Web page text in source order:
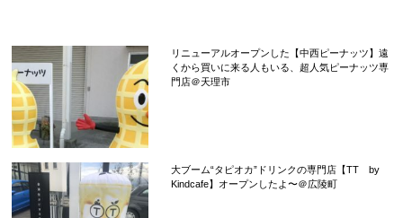
リニューアルオープンした【中西ピーナッツ】遠
くから買いに来る人もいる、超人気ピーナッツ専
門店＠天理市
大ブーム“タピオカ”ドリンクの専門店【TT by
Kindcafe】オープンしたよ〜＠広陵町